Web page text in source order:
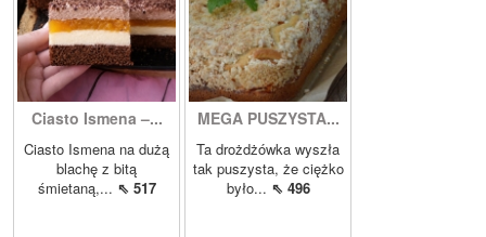
Ciasto Ismena –...
Ciasto Ismena na dużą
blachę z bitą
śmietaną,... ⇖ 517
MEGA PUSZYSTA...
Ta drożdżówka wyszła
tak puszysta, że ciężko
było... ⇖ 496